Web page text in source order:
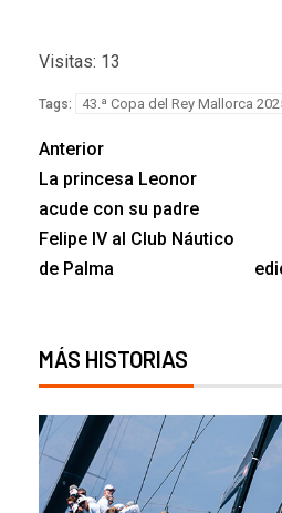
Visitas: 13
Tags: 43.ª Copa del Rey Mallorca
Anterior
La princesa Leonor
acude con su padre
Felipe IV al Club Náutico
de Palma
MÁS HISTORIAS